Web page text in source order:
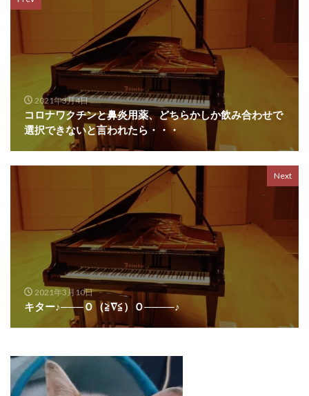
2021年3月4日
コロナワクチンと鼻炎用薬、どちらかしか飲み合わせで
選択できないと言われたら・・・
Next
2021年3月10日
キター♪───Ｏ（≧∇≦）Ｏ────♪